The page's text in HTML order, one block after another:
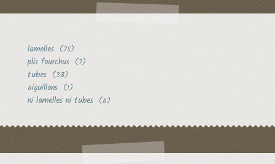
lamelles (75)
plis fourchus (7)
tubes (38)
aiguillons (1)
ni lamelles ni tubes (6)